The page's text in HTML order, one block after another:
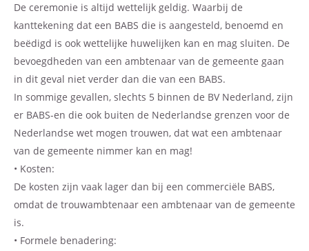
De ceremonie is altijd wettelijk geldig. Waarbij de
kanttekening dat een BABS die is aangesteld, benoemd en
beëdigd is ook wettelijke huwelijken kan en mag sluiten. De
bevoegdheden van een ambtenaar van de gemeente gaan
in dit geval niet verder dan die van een BABS.
In sommige gevallen, slechts 5 binnen de BV Nederland, zijn
er BABS-en die ook buiten de Nederlandse grenzen voor de
Nederlandse wet mogen trouwen, dat wat een ambtenaar
van de gemeente nimmer kan en mag!
• Kosten:
De kosten zijn vaak lager dan bij een commerciële BABS,
omdat de trouwambtenaar een ambtenaar van de gemeente
is.
• Formele benadering: